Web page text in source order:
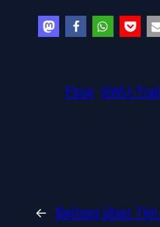
Flow SWU-Trail
← Beitrag über